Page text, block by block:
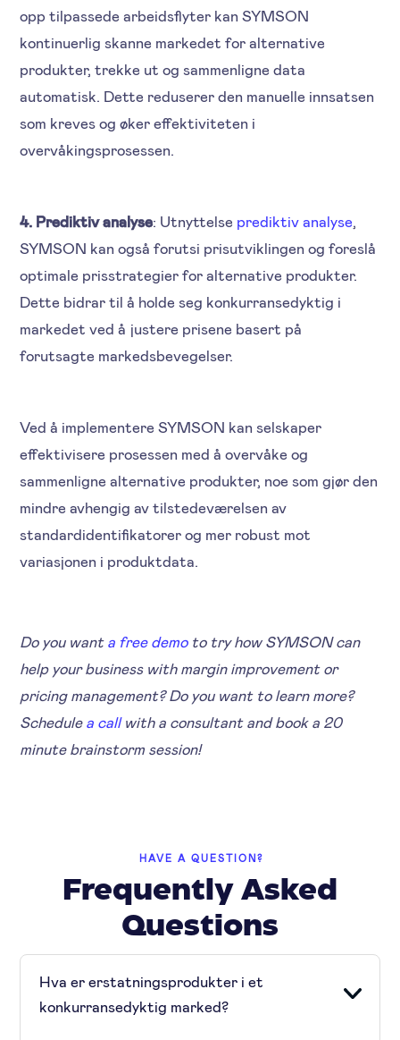
opp tilpassede arbeidsflyter kan SYMSON
kontinuerlig skanne markedet for alternative
produkter, trekke ut og sammenligne data
automatisk. Dette reduserer den manuelle innsatsen
som kreves og øker effektiviteten i
overvåkingsprosessen.
4. Prediktiv analyse: Utnyttelse prediktiv analyse,
SYMSON kan også forutsi prisutviklingen og foreslå
optimale prisstrategier for alternative produkter.
Dette bidrar til å holde seg konkurransedyktig i
markedet ved å justere prisene basert på
forutsagte markedsbevegelser.
Ved å implementere SYMSON kan selskaper
effektivisere prosessen med å overvåke og
sammenligne alternative produkter, noe som gjør den
mindre avhengig av tilstedeværelsen av
standardidentifikatorer og mer robust mot
variasjonen i produktdata.
Do you want a free demoto try how SYMSON can
help your business with margin improvement or
pricing management? Do you want to learn more?
Schedule a call with a consultant and book a 20
minute brainstorm session!
HAVE A QUESTION?
Frequently Asked
Questions
Hva er erstatningsprodukter i et
konkurransedyktig marked?